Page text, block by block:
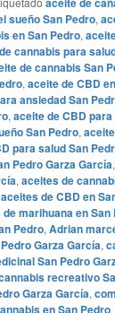
sueño San Pedro,
en San Pedro,
cannabis para
de cannabis San
, aceite de CBD
ansiedad San
, aceite de CBD
San Pedro,
para salud San
Pedro Garza García,
, aceites de
aceites de CBD en
marihuana en San
Pedro, Adrian
Garza García,
San Pedro
recreativo
Garza García,
en San Pedro,